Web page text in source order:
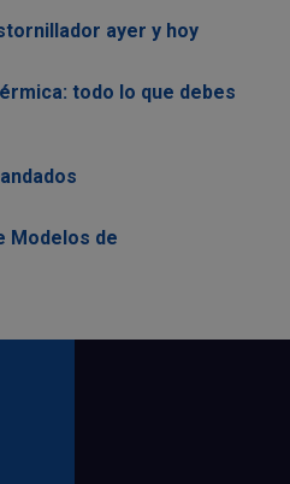
ayer y hoy
todo lo que debes
Modelos de